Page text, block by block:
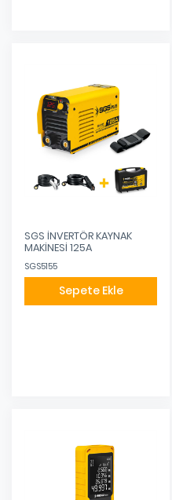
SGS İNVERTÖR KAYNAK
MAKİNESİ 125A
SGS5155
Sepete Ekle